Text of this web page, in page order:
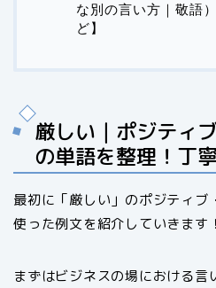
な別の言い方｜敬語
ど】
厳しい｜ポジティ
の単語を整理！丁
最初に「厳しい」のポジティブ
使った例文を紹介していきます！
まずはビジネスの場における言